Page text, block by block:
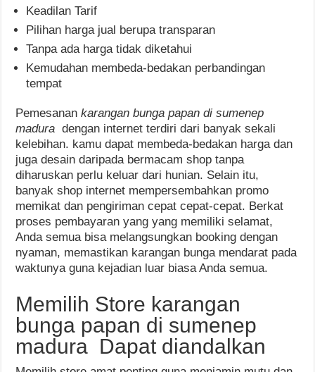
Keadilan Tarif
Pilihan harga jual berupa transparan
Tanpa ada harga tidak diketahui
Kemudahan membeda-bedakan perbandingan
tempat
Pemesanankarangan bunga papan di sumenep
madura dengan internet terdiri dari banyak sekali
kelebihan. kamu dapat membeda-bedakan harga dan
juga desain daripada bermacam shop tanpa
diharuskan perlu keluar dari hunian. Selain itu,
banyak shop internet mempersembahkan promo
memikat dan pengiriman cepat cepat-cepat. Berkat
proses pembayaran yang yang memiliki selamat,
Anda semua bisa melangsungkan booking dengan
nyaman, memastikan karangan bunga mendarat pada
waktunya guna kejadian luar biasa Anda semua.
Memilih Store karangan
bunga papan di sumenep
madura Dapat diandalkan